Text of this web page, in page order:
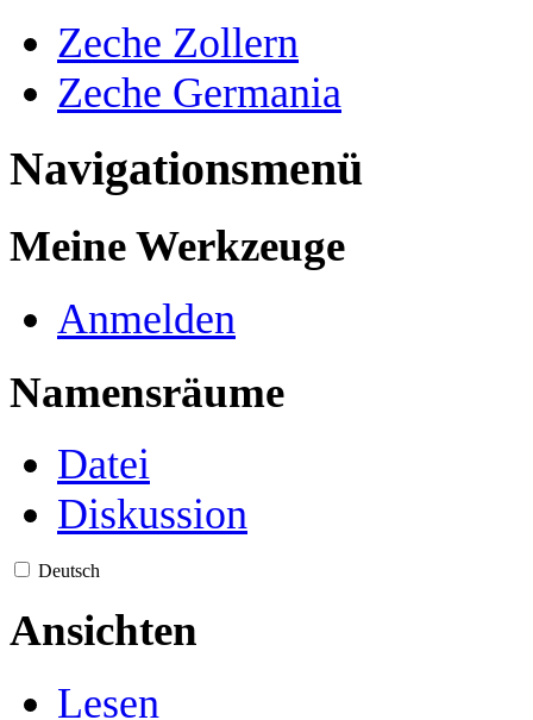
Zeche Zollern
Zeche Germania
Navigationsmenü
Meine Werkzeuge
Anmelden
Namensräume
Datei
Diskussion
Deutsch
Ansichten
Lesen